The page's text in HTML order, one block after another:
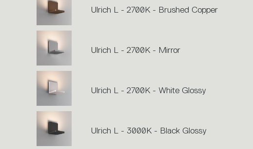
Ulrich L - 2700K - Brushed Copper
Ulrich L - 2700K - Mirror
Ulrich L - 2700K - White Glossy
Ulrich L - 3000K - Black Glossy